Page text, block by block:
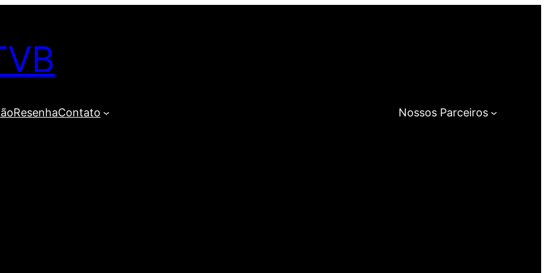
ResenhaContato Nossos Parceiros